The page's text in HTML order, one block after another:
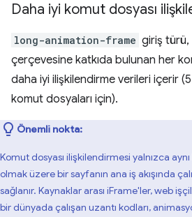
Daha iyi komut dosyası
long-animation-frame giriş türü,
çerçevesine katkıda bulunan her
daha iyi ilişkilendirme verileri içerir
komut dosyaları için).
Önemli nokta:
Komut dosyası ilişkilendirmesi yalnızca
olmak üzere bir sayfanın ana iş akışında
sağlanır. Kaynaklar arası iFrame'ler, web
bir dünyada çalışan uzantı kodları,